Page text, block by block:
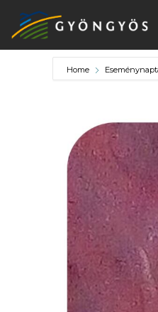
A
VÁROS
KIEMELT
GYÖNGYÖS
Home